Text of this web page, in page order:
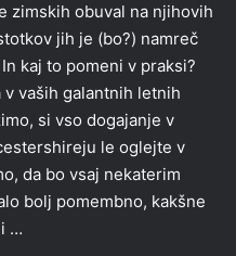
zimskih obuval na njihovih
jih je (bo?) namreč
kaj to pomeni v praksi?
vaših galantnih letnih
si vso dogajanje v
le oglejte v
da bo vsaj nekaterim
bolj pomembno, kakšne
…